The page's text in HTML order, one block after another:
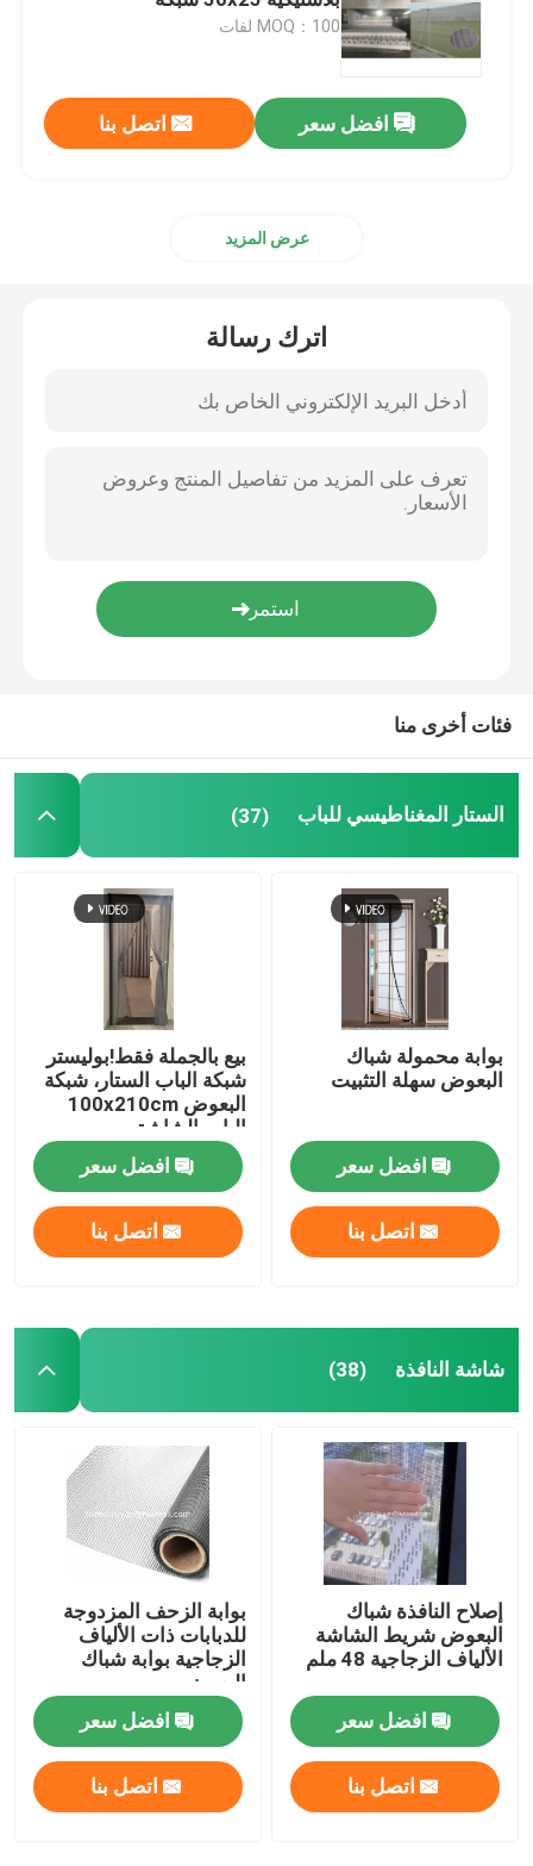
شبكة الحشرات الزراعية
القماش المشمع PE
ستارة باب بلاستيكية مغناطيسية
الزناد والحلقة
MOQ：100 لفات
افضل سعر اتصل بنا
عرض المزيد
اترك رسالة
فئات أخرى منا
الستار المغناطيسي للباب (37)
بوابة محمولة شباك
البعوض سهلة التثبيت
افضل سعر
اتصل بنا
بيع بالجملة فقط!بوليستر
شبكة الباب الستار، شبكة
البعوض 100x210cm
الباب الشاشة
المغناطيسية الناعمة شبكة
الباب
افضل سعر
اتصل بنا
شاشة النافذة (38)
إصلاح النافذة شباك
البعوض شريط الشاشة
الألياف الزجاجية 48 ملم
افضل سعر
اتصل بنا
بوابة الزحف المزدوجة
للدبابات ذات الألياف
الزجاجية بوابة شباك
البعوض
افضل سعر
اتصل بنا